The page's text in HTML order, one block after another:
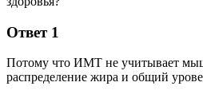
Ответ 1
Потому что ИМТ не учитывает
распределение жира и общий